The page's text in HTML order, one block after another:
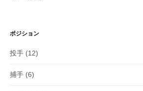
ポジション
投手 (12)
捕手 (6)